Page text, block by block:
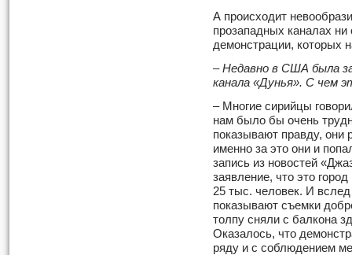
А происходит
прозападных каналах
демонстрации, которых
–Недавно в США была
канала «Дунья». С чем
– Многие сирийцы
нам было бы очень
показывают правду, они
именно за это они и
запись из новостей
заявление, что это
25 тыс. человек. И
показывают съемки
толпу сняли с балкона
Оказалось, что
ряду и с соблюдением